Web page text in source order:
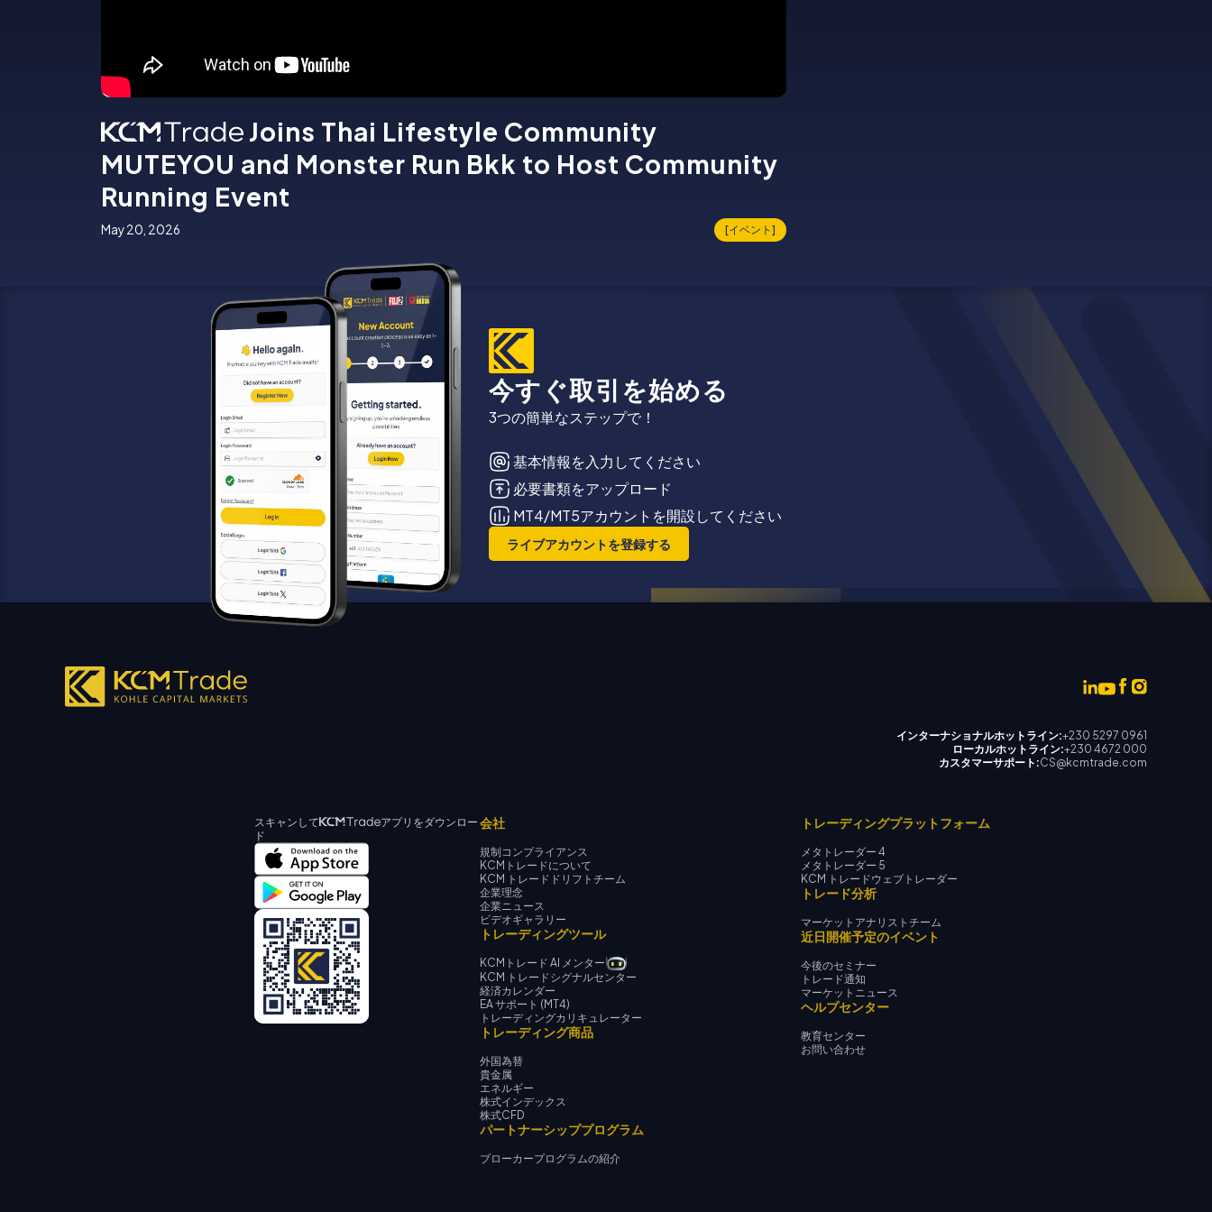
Joins Thai Lifestyle Community
MUTEYOU and Monster Run Bkk to Host Community
Running Event
May 20, 2026 [イベント]
今すぐ取引を始める
3つの簡単なステップで！
基本情報を入力してください
必要書類をアップロード
MT4/MT5アカウントを開設してください
ライブアカウントを登録する
インターナショナルホットライン:+230 5297 0961
ローカルホットライン:+230 4672 000
カスタマーサポート:CS@kcmtrade.com
スキャンして
アプリをダウンロー
ド
会社
規制コンプライアンス
KCMトレードについて
KCM トレードドリフトチーム
企業理念
企業ニュース
ビデオギャラリー
トレーディングツール
KCMトレード AI メンター
KCM トレードシグナルセンター
経済カレンダー
EA サポート (MT4)
トレーディングカリキュレーター
トレーディング商品
外国為替
貴金属
エネルギー
株式インデックス
株式CFD
パートナーシッププログラム
ブローカープログラムの紹介
トレーディングプラットフォーム
メタトレーダー 4
メタトレーダー 5
KCM トレードウェブトレーダー
トレード分析
マーケットアナリストチーム
近日開催予定のイベント
今後のセミナー
トレード通知
マーケットニュース
ヘルプセンター
教育センター
お問い合わせ